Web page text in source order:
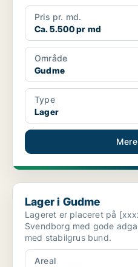
Pris pr. md.
Ca. 5.500 pr md
Område
Gudme
Type
Lager
Lager i Gudme
Lager i Gudme
Lageret er placeret på
Svendborg med gode
med stabilgrus bund.
Areal